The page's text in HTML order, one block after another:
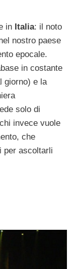
in Italia: il noto
nostro paese
epocale.
in costante
giorno) e la
solo di
invece vuole
che
per ascoltarli